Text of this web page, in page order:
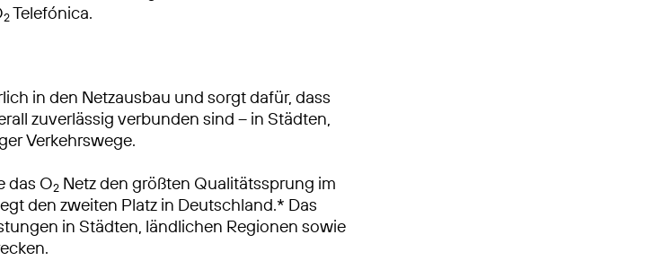
2Telefónica.
in den Netzausbau und sorgt dafür, dass
zuverlässig verbunden sind – in Städten,
Verkehrswege.
das O2 Netz den größten Qualitätssprung im
den zweiten Platz in Deutschland.* Das
in Städten, ländlichen Regionen sowie